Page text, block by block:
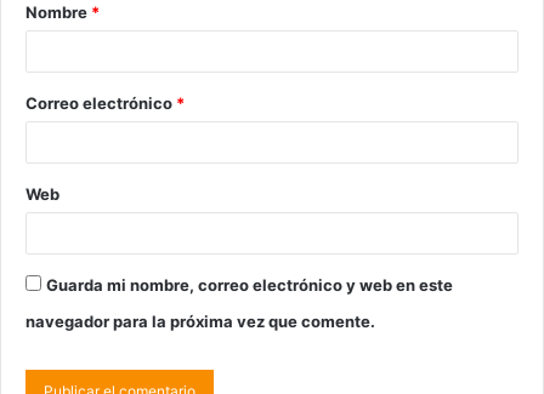
Nombre *
Correo electrónico *
Web
Guarda mi nombre, correo electrónico y web en este
navegador para la próxima vez que comente.